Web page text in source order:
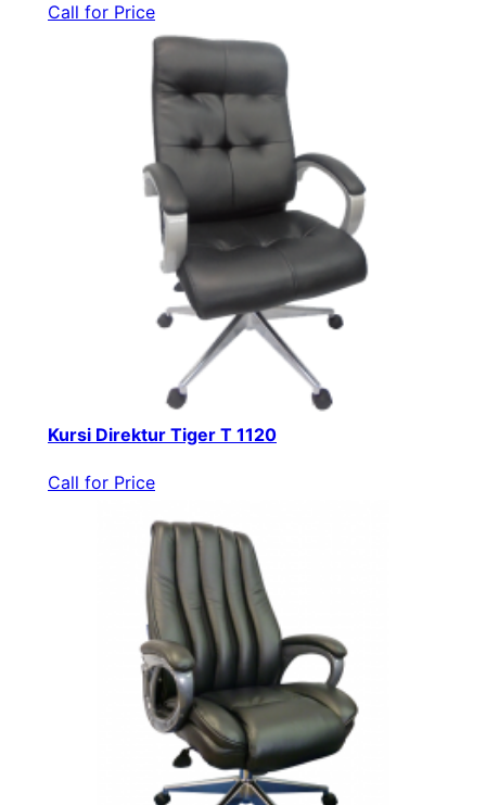
Call for Price
Kursi Direktur Tiger T 1120
Call for Price